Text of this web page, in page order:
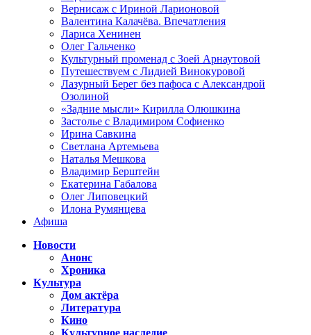
Вернисаж с Ириной Ларионовой
Валентина Калачёва. Впечатления
Лариса Хенинен
Олег Гальченко
Культурный променад с Зоей Арнаутовой
Путешествуем с Лидией Винокуровой
Лазурный Берег без пафоса с Александрой
Озолиной
«Задние мысли» Кирилла Олюшкина
Застолье с Владимиром Софиенко
Ирина Савкина
Светлана Артемьева
Наталья Мешкова
Владимир Берштейн
Екатерина Габалова
Олег Липовецкий
Илона Румянцева
Афиша
Новости
Анонс
Хроника
Культура
Дом актёра
Литература
Кино